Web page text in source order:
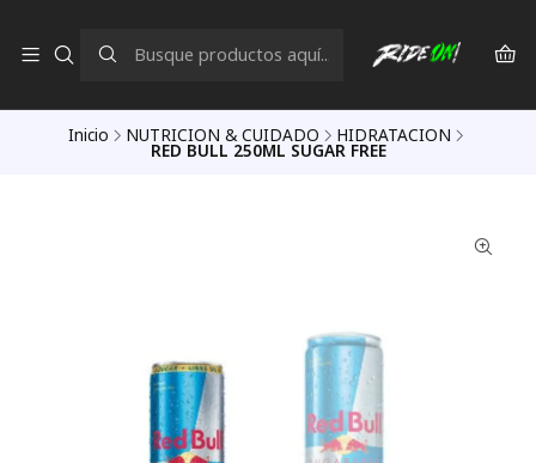
Inicio NUTRICION & CUIDADO HIDRATACION
RED BULL 250ML SUGAR FREE